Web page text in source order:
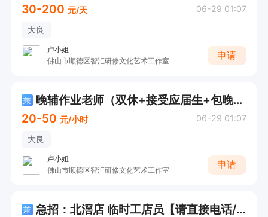
30-200 元/天 06-29 01:07
大良
卢小姐
佛山市顺德区智汇研修文化艺术工作室
申请
兼
晚辅作业老师（双休+接受应届生+包晚餐）
20-50 元/小时 06-29 01:07
大良
卢小姐
佛山市顺德区智汇研修文化艺术工作室
申请
兼
急招：北滘店 临时工店员【请直接电话/微信咨询！】